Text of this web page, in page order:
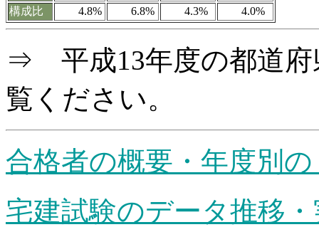
構成比
4.8% 6.8% 4.3% 4.0%
⇒ 平成13年度の都道府
覧ください。
合格者の概要・年度別
宅建試験のデータ推移